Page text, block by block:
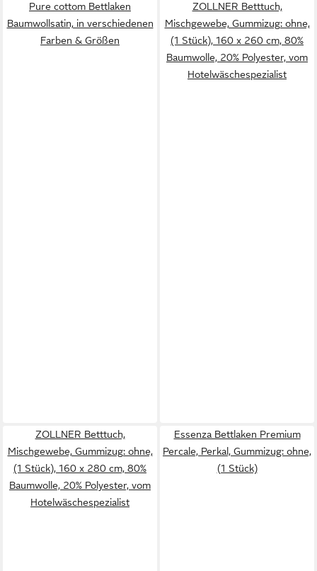
Pure cottom Bettlaken
Baumwollsatin, in verschiedenen
Farben & Größen
ZOLLNER Betttuch,
Mischgewebe, Gummizug: ohne,
(1 Stück), 160 x 260 cm, 80%
Baumwolle, 20% Polyester, vom
Hotelwäschespezialist
ZOLLNER Betttuch,
Mischgewebe, Gummizug: ohne,
(1 Stück), 160 x 280 cm, 80%
Baumwolle, 20% Polyester, vom
Hotelwäschespezialist
Essenza Bettlaken Premium
Percale, Perkal, Gummizug: ohne,
(1 Stück)